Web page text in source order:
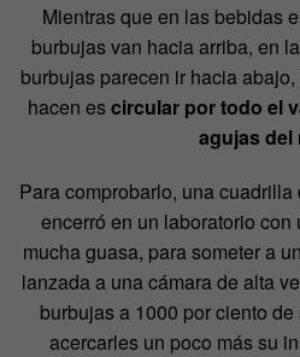
Mientras que en las bebidas
burbujas van hacia arriba, en
burbujas parecen ir hacia
hacen escircular por todo el
agujas del
Para comprobarlo, una
encerró en un laboratorio
mucha guasa, para someter a
lanzada a una cámara de alta
burbujas a 1000 por ciento
acercarles un poco más su